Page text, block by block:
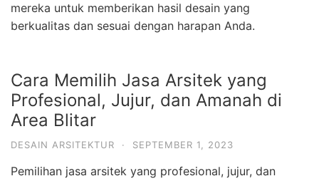
mereka untuk memberikan hasil desain yang
berkualitas dan sesuai dengan harapan Anda.
Cara Memilih Jasa Arsitek yang
Profesional, Jujur, dan Amanah di
Area Blitar
DESAIN ARSITEKTUR · SEPTEMBER 1, 2023
Pemilihan jasa arsitek yang profesional, jujur, dan